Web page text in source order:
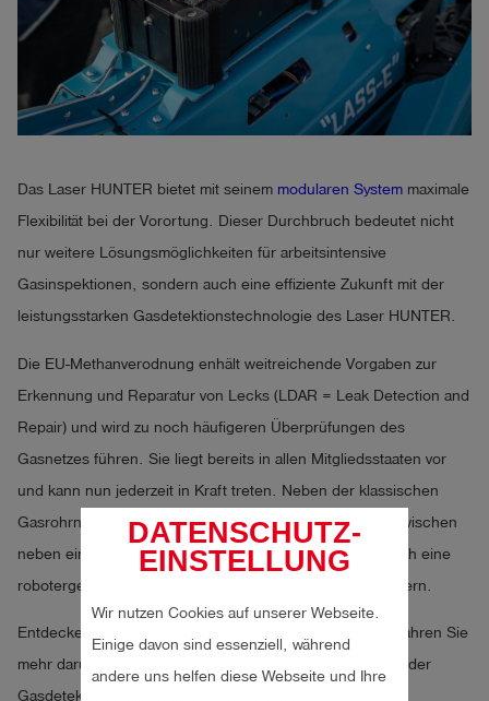
DATENSCHUTZ-
EINSTELLUNG
Wir nutzen Cookies auf unserer Webseite.
Einige davon sind essenziell, während
andere uns helfen diese Webseite und Ihre
Das Laser HUNTER bietet mit seinem modularen System maximale
Flexibilität bei der Vorortung. Dieser Durchbruch bedeutet nicht
nur weitere Lösungsmöglichkeiten für arbeitsintensive
Gasinspektionen, sondern auch eine effiziente Zukunft mit der
leistungsstarken Gasdetektionstechnologie des Laser HUNTER.
Die EU-Methanverodnung enhält weitreichende Vorgaben zur
Erkennung und Reparatur von Lecks (LDAR = Leak Detection and
Repair) und wird zu noch häufigeren Überprüfungen des
Gasnetzes führen. Sie liegt bereits in allen Mitgliedsstaaten vor
und kann nun jederzeit in Kraft treten. Neben der klassischen
Gasrohrnetzüberprüfung mit der Teppichsonde steht inzwischen
neben einem GasCar, einem Quad, einem E-Scooter auch eine
robotergestützte Lösung für die Zukunft in den Startlöchern.
Entdecken Sie unsere hochpräzise Messtechnik und erfahren Sie
mehr darüber, wie das Laser HUNTER neue Maßstäbe in der
Gasdetektion setzt!